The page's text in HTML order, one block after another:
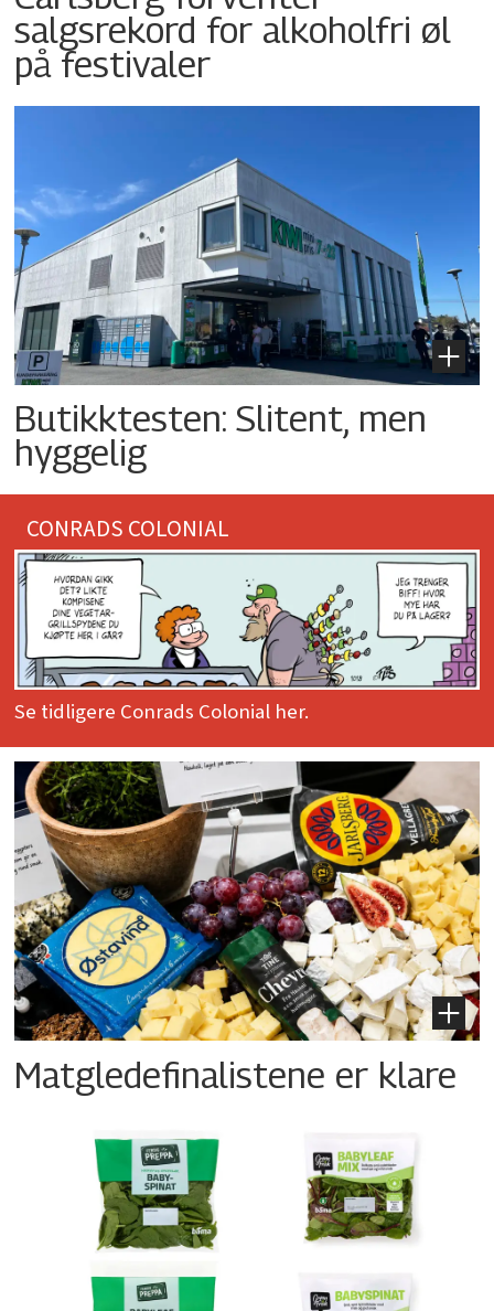
salgsrekord for alkoholfri øl
på festivaler
Butikktesten: Slitent, men
hyggelig
CONRADS COLONIAL
Se tidligere Conrads Colonial her.
Matgledefinalistene er klare